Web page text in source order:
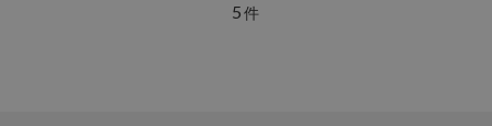
5件